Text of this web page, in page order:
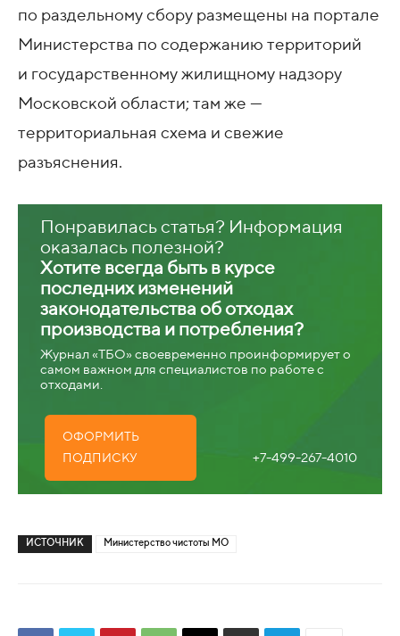
по раздельному сбору размещены на портале
Министерства по содержанию территорий
и государственному жилищному надзору
Московской области; там же —
территориальная схема и свежие
разъяснения.
Понравилась статья? Информация
оказалась полезной?
Хотите всегда быть в курсе
последних изменений
законодательства об отходах
производства и потребления?
Журнал «ТБО» своевременно проинформирует о
самом важном для специалистов по работе с
отходами.
ОФОРМИТЬ
ПОДПИСКУ
+7-499-267-4010
ИСТОЧНИК Министерство чистоты МО